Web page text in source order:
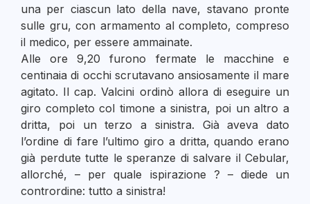
una per ciascun lato della nave, stavano pronte
sulle gru, con armamento al completo, compreso
il medico, per essere ammainate.
Alle ore 9,20 furono fermate le macchine e
centinaia di occhi scrutavano ansiosamente il mare
agitato. Il cap. Valcini ordinò allora di eseguire un
giro completo col timone a sinistra, poi un altro a
dritta, poi un terzo a sinistra. Già aveva dato
l’ordine di fare l’ultimo giro a dritta, quando erano
già perdute tutte le speranze di salvare il Cebular,
allorché, – per quale ispirazione ? – diede un
contrordine: tutto a sinistra!